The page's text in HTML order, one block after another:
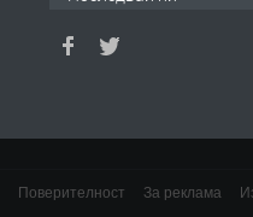
Поверителност За реклама